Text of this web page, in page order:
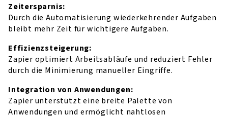
Zeitersparnis:
Durch die Automatisierung wiederkehrender Aufgaben
bleibt mehr Zeit für wichtigere Aufgaben.
Effizienzsteigerung:
Zapier optimiert Arbeitsabläufe und reduziert Fehler
durch die Minimierung manueller Eingriffe.
Integration von Anwendungen:
Zapier unterstützt eine breite Palette von
Anwendungen und ermöglicht nahtlosen